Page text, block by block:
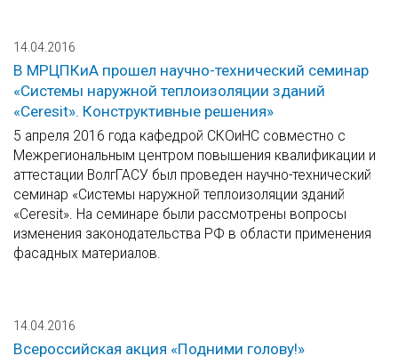
14.04.2016
В МРЦПКиА прошел научно-технический семинар
«Системы наружной теплоизоляции зданий
«Ceresit». Конструктивные решения»
5 апреля 2016 года кафедрой СКОиНС совместно с
Межрегиональным центром повышения квалификации и
аттестации ВолгГАСУ был проведен научно-технический
семинар «Системы наружной теплоизоляции зданий
«Ceresit». На семинаре были рассмотрены вопросы
изменения законодательства РФ в области применения
фасадных материалов.
14.04.2016
Всероссийская акция «Подними голову!»